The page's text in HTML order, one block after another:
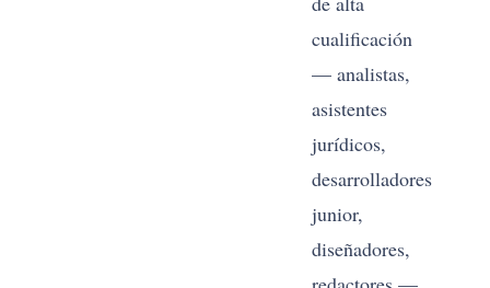
cualificación
— analistas,
asistentes
jurídicos,
desarrolladores
junior,
diseñadores,